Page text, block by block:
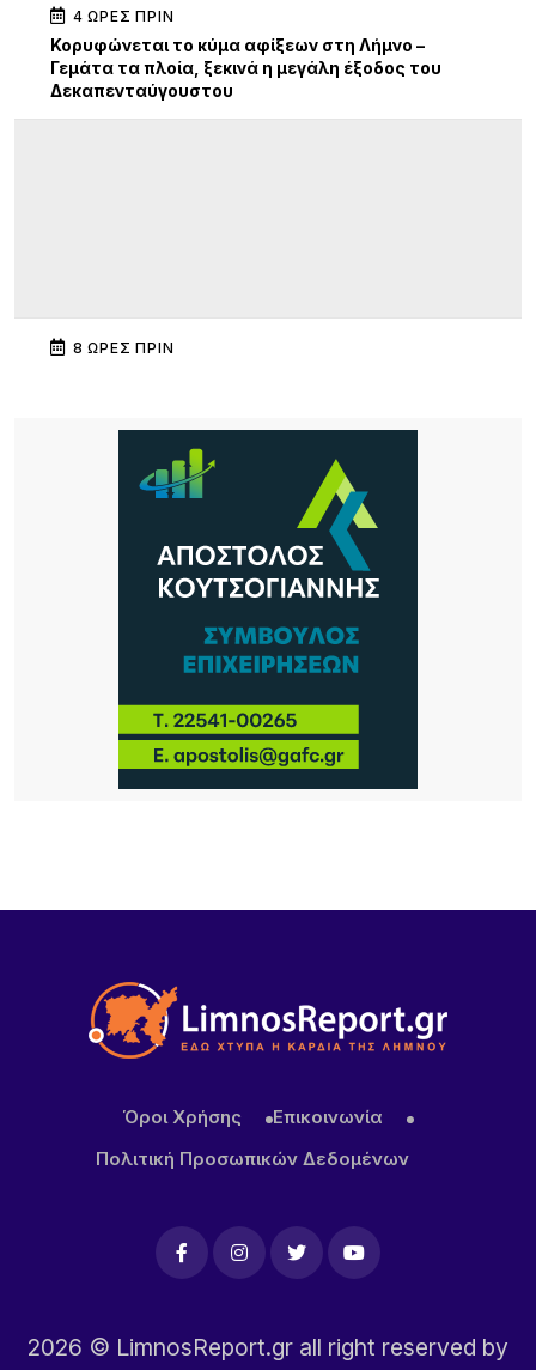
4 ΏΡΕΣ ΠΡΙΝ
Κορυφώνεται το κύμα αφίξεων στη Λήμνο –
Γεμάτα τα πλοία, ξεκινά η μεγάλη έξοδος του
Δεκαπενταύγουστου
8 ΏΡΕΣ ΠΡΙΝ
8 ΏΡΕΣ ΠΡΙΝ
Λήμνος: Προγραμματισμένες διακοπές ρεύματος
8 ΏΡΕΣ ΠΡΙΝ
Πληρώνονται οι επιβάτες, παραμένουν
απλήρωτοι οι επιχειρηματίες: Τα δύο πρόσωπα
Το τραγικό περιστατικό με το αγριογούρουνο
προβληματίζει – Μήπως ήρθε η ώρα να δούμε
σοβαρά και το ζήτημα των ελαφιών στη Λήμνο;
Όροι Χρήσης
Επικοινωνία
Πολιτική Προσωπικών Δεδομένων
2026 © LimnosReport.gr all right reserved by